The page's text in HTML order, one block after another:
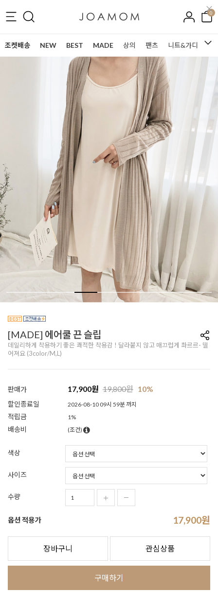
0
조켓배송 NEW BEST MADE 상의 팬츠 니트&가디건
[MADE] 에어쿨 끈 슬립
데일리하게 착용하기 좋은 쾌적한 착용감 ! 달라붙지 않고 매끄럽게 촤르르- 떨
어져요 (3color/M,L)
판매가 17,900원 19,800원 10%
할인종료일 2026-08-10 09시 59분 까지
적립금 1%
배송비 (조건)
색상
사이즈
수량
옵션 적용가 17,900원
장바구니 관심상품
구매하기